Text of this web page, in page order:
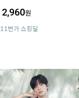
2,960원
11번가 쇼킹딜